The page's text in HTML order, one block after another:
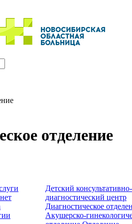
отделение
Детский консультативно-
диагностический центр
Диагностическое
Акушерско-